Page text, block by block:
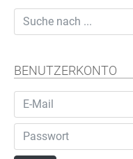
BENUTZERKONTO